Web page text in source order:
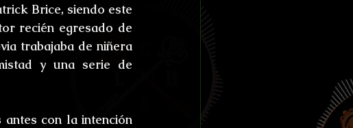
días de Anthibitas
Brice, siendo este
recién egresado de
trabajaba de niñera
y una serie de
antes con la intención